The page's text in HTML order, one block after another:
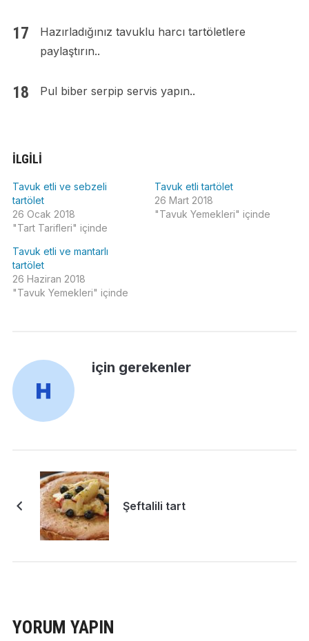
Hazırladığınız tavuklu harcı tartöletlere
paylaştırın..
Pul biber serpip servis yapın..
İLGILI
Tavuk etli ve sebzeli
tartölet
26 Ocak 2018
"Tart Tarifleri" içinde
Tavuk etli tartölet
26 Mart 2018
"Tavuk Yemekleri" içinde
Tavuk etli ve mantarlı
tartölet
26 Haziran 2018
"Tavuk Yemekleri" içinde
için gerekenler
Şeftalili tart
YORUM YAPIN